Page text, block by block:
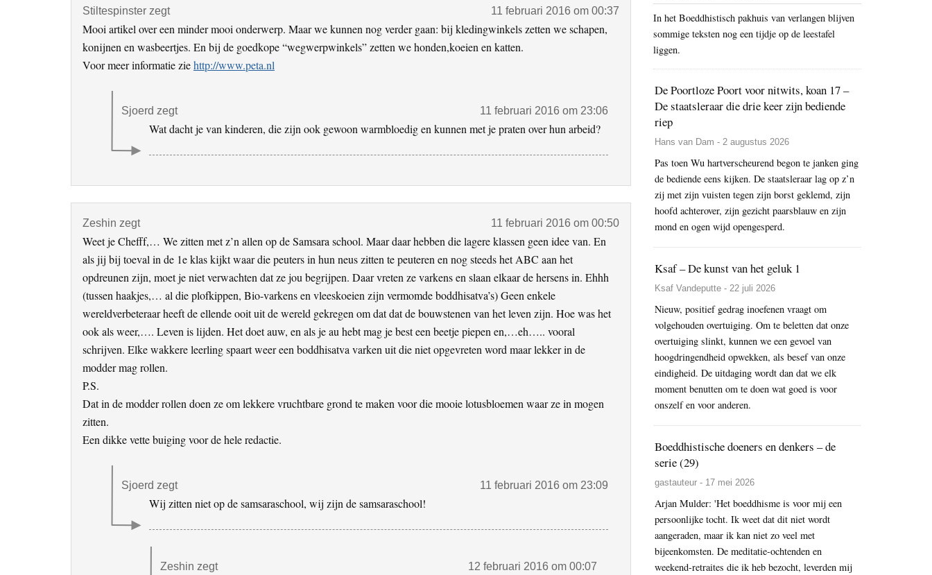
Stiltespinster zegt 11 februari 2016 om 00:37
Mooi artikel over een minder mooi onderwerp. Maar we kunnen nog verder gaan: bij kledingwinkels zetten we schapen,
konijnen en wasbeertjes. En bij de goedkope “wegwerpwinkels” zetten we honden,koeien en katten.
Voor meer informatie ziehttp://www.peta.nl
Sjoerd zegt 11 februari 2016 om 23:06
Wat dacht je van kinderen, die zijn ook gewoon warmbloedig en kunnen met je praten over hun arbeid?
Zeshin zegt 11 februari 2016 om 00:50
Weet je Chefff,… We zitten met z’n allen op de Samsara school. Maar daar hebben die lagere klassen geen idee van. En
als jij bij toeval in de 1e klas kijkt waar die peuters in hun neus zitten te peuteren en nog steeds het ABC aan het
opdreunen zijn, moet je niet verwachten dat ze jou begrijpen. Daar vreten ze varkens en slaan elkaar de hersens in. Ehhh
(tussen haakjes,… al die plofkippen, Bio-varkens en vleeskoeien zijn vermomde boddhisatva’s) Geen enkele
wereldverbeteraar heeft de ellende ooit uit de wereld gekregen om dat dat de bouwstenen van het leven zijn. Hoe was het
ook als weer,…. Leven is lijden. Het doet auw, en als je au hebt mag je best een beetje piepen en,…eh….. vooral
schrijven. Elke wakkere leerling spaart weer een boddhisatva varken uit die niet opgevreten word maar lekker in de
modder mag rollen.
P.S.
Dat in de modder rollen doen ze om lekkere vruchtbare grond te maken voor die mooie lotusbloemen waar ze in mogen
zitten.
Een dikke vette buiging voor de hele redactie.
Sjoerd zegt 11 februari 2016 om 23:09
Wij zitten niet op de samsaraschool, wij zijn de samsaraschool!
Zeshin zegt 12 februari 2016 om 00:07
In het Boeddhistisch pakhuis van verlangen blijven
sommige teksten nog een tijdje op de leestafel
liggen.
De Poortloze Poort voor nitwits, koan 17 –
De staatsleraar die drie keer zijn bediende
riep
Hans van Dam - 2 augustus 2026
Pas toen Wu hartverscheurend begon te janken ging
de bediende eens kijken. De staatsleraar lag op z’n
zij met zijn vuisten tegen zijn borst geklemd, zijn
hoofd achterover, zijn gezicht paarsblauw en zijn
mond en ogen wijd opengesperd.
Ksaf – De kunst van het geluk 1
Ksaf Vandeputte - 22 juli 2026
Nieuw, positief gedrag inoefenen vraagt om
volgehouden overtuiging. Om te beletten dat onze
overtuiging slinkt, kunnen we een gevoel van
hoogdringendheid opwekken, als besef van onze
eindigheid. De uitdaging wordt dan dat we elk
moment benutten om te doen wat goed is voor
onszelf en voor anderen.
Boeddhistische doeners en denkers – de
serie (29)
gastauteur - 17 mei 2026
Arjan Mulder: 'Het boeddhisme is voor mij een
persoonlijke tocht. Ik weet dat dit niet wordt
aangeraden, maar ik kan niet zo veel met
bijeenkomsten. De meditatie-ochtenden en
weekend-retraites die ik heb bezocht, leverden mij